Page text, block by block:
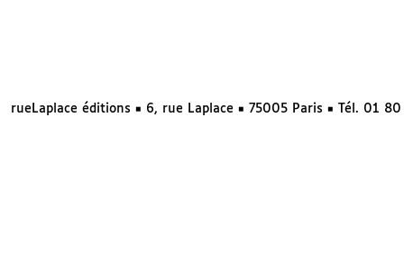
rueLaplace éditions ◼ 6, rue Laplace ◼ 75005 Paris ◼ Tél. 01